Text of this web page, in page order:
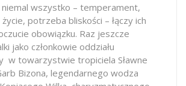
niemal wszystko – temperament,
potrzeba bliskości – łączy ich
obowiązku. Raz jeszcze
jako członkowie oddziału
w towarzystwie tropiciela Sławne
Bizona, legendarnego wodza